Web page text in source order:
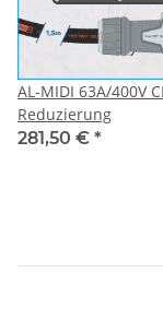
AL-MIDI 63A/400V
Reduzierung
281,50 € *